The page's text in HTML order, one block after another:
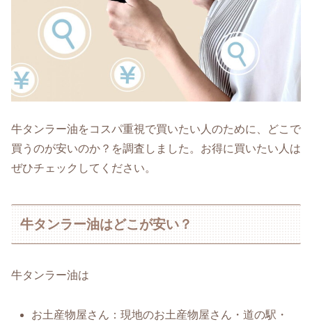
牛タンラー油をコスパ重視で買いたい人のために、どこで
買うのが安いのか？を調査しました。お得に買いたい人は
ぜひチェックしてください。
牛タンラー油はどこが安い？
牛タンラー油は
お土産物屋さん：現地のお土産物屋さん・道の駅・